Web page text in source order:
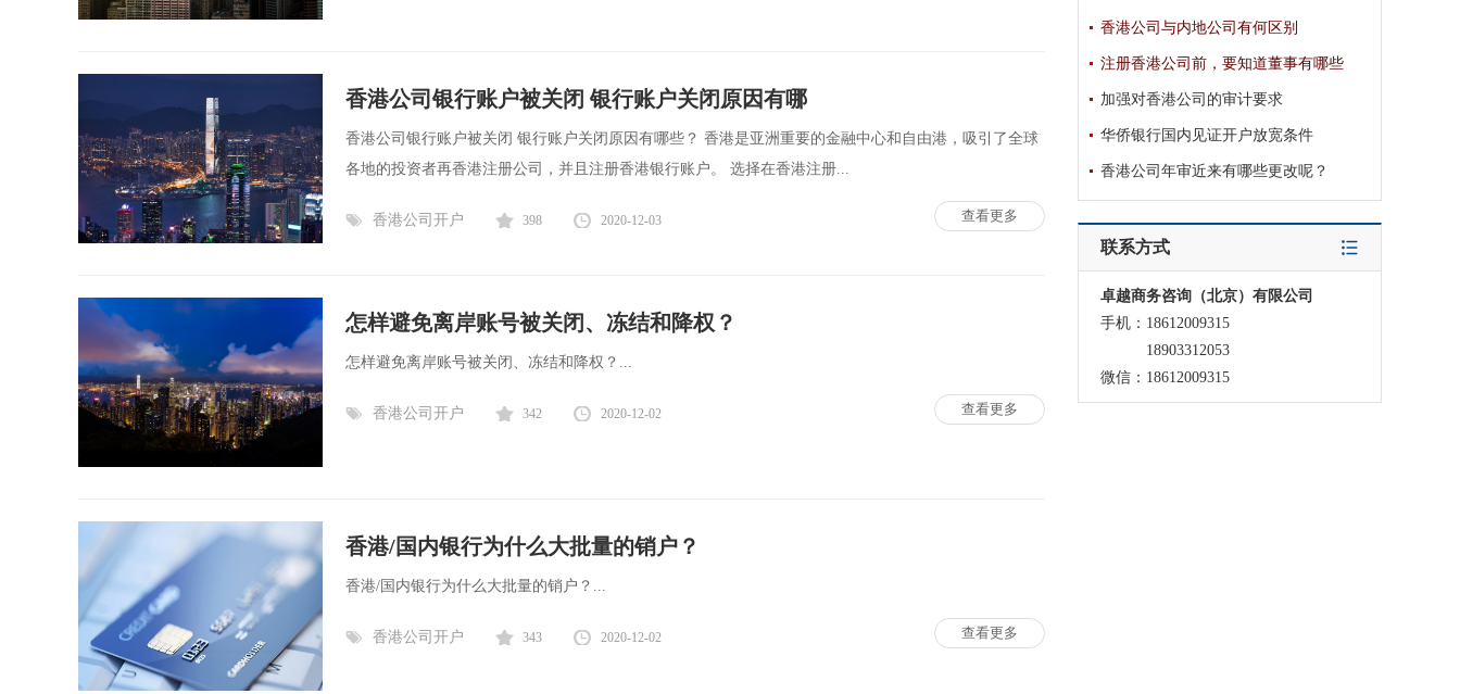
香港公司银行账户被关闭 银行账户关闭原因有哪
香港公司银行账户被关闭 银行账户关闭原因有哪些？ 香港是亚洲重要的金融中心和自由港，吸引了全球
各地的投资者再香港注册公司，并且注册香港银行账户。 选择在香港注册...
查看更多
香港公司开户 398 2020-12-03
怎样避免离岸账号被关闭、冻结和降权？
怎样避免离岸账号被关闭、冻结和降权？...
查看更多
香港公司开户 342 2020-12-02
香港/国内银行为什么大批量的销户？
香港/国内银行为什么大批量的销户？...
查看更多
香港公司开户 343 2020-12-02
香港公司与内地公司有何区别
注册香港公司前，要知道董事有哪些
加强对香港公司的审计要求
华侨银行国内见证开户放宽条件
香港公司年审近来有哪些更改呢？
联系方式
卓越商务咨询（北京）有限公司
手机：18612009315
18903312053
微信：18612009315